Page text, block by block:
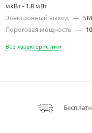
мкВт - 1.8 мВт
Электронный выход —
Пороговая мощность —
Все характеристики